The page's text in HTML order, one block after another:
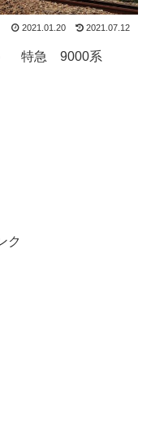
2021.01.20 2021.07.12
） 特急 9000系
ク